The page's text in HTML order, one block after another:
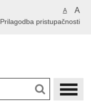
A A
Prilagodba pristupačnosti